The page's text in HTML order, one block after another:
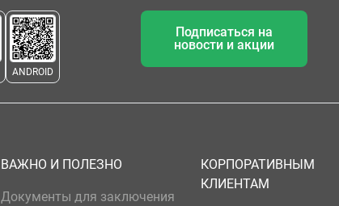
ANDROID
Подписаться на
новости и акции
ВАЖНО И ПОЛЕЗНО
Документы для заключения
КОРПОРАТИВНЫМ
КЛИЕНТАМ